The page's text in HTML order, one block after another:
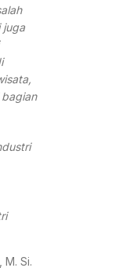
juga
M. Si.